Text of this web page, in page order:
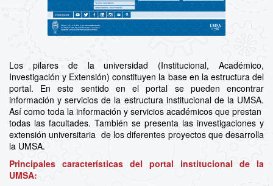
Los pilares de la universidad (Institucional, Académico,
Investigación y Extensión) constituyen la base en la estructura del
portal. En este sentido en el portal se pueden encontrar
información y servicios de la estructura institucional de la UMSA.
Así como toda la información y servicios académicos que prestan
todas las facultades. También se presenta las investigaciones y
extensión universitaria de los diferentes proyectos que desarrolla
la UMSA.
Principales características del portal institucional de la
UMSA: